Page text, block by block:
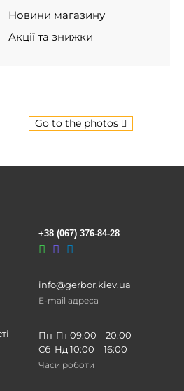
Новини магазину
Акції та знижки
Go to the photos
+38 (067) 376-84-28
info@gerbor.kiev.ua
E-mail адреса
Пн-Пт 09:00—20:00
Сб-Нд 10:00—16:00
Часи роботи